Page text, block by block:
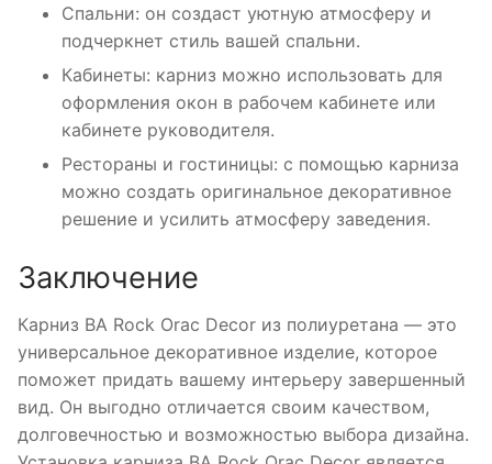
Спальни: он создаст уютную атмосферу и
подчеркнет стиль вашей спальни.
Кабинеты: карниз можно использовать для
оформления окон в рабочем кабинете или
кабинете руководителя.
Рестораны и гостиницы: с помощью карниза
можно создать оригинальное декоративное
решение и усилить атмосферу заведения.
Заключение
Карниз BA Rock Orac Decor из полиуретана — это
универсальное декоративное изделие, которое
поможет придать вашему интерьеру завершенный
вид. Он выгодно отличается своим качеством,
долговечностью и возможностью выбора дизайна.